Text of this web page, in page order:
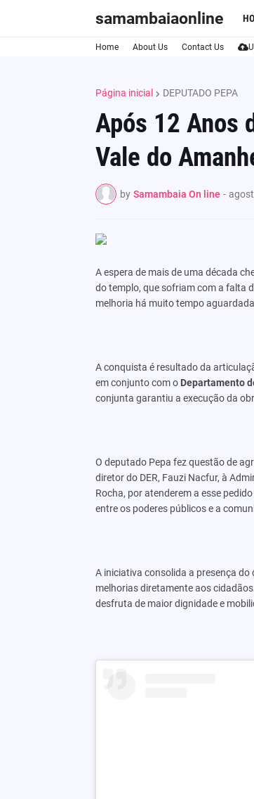
samambaiaonline
Home About Us Contact Us
Página inicial DEPUTADO PEPA
Após 12 Anos
Vale do
by Samambaia On line -
A espera de mais de uma década
do templo, que sofriam com a falta
melhoria há muito tempo
A conquista é resultado da
em conjunto com o Departamento
conjunta garantiu a execução da
O deputado Pepa fez questão de
diretor do DER, Fauzi Nacfur, à
Rocha, por atenderem a esse
entre os poderes públicos e a
A iniciativa consolida a presença
melhorias diretamente aos
desfruta de maior dignidade e